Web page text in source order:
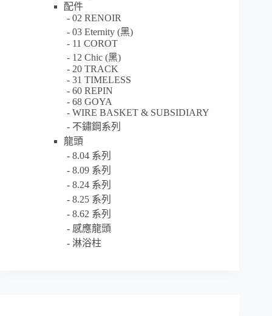
配件
02 RENOIR
03 Eternity (黑)
11 COROT
12 Chic (黑)
20 TRACK
31 TIMELESS
60 REPIN
68 GOYA
WIRE BASKET & SUBSIDIARY
不鏽鋼系列
龍頭
8.04 系列
8.09 系列
8.24 系列
8.25 系列
8.62 系列
感應龍頭
淋浴柱